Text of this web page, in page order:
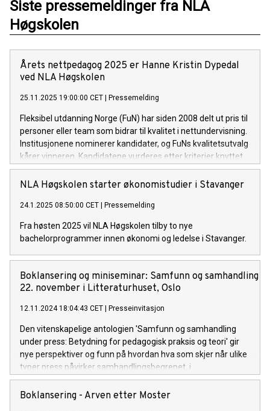
Siste pressemeldinger fra NLA
Høgskolen
Årets nettpedagog 2025 er Hanne Kristin Dypedal
ved NLA Høgskolen
25.11.2025 19:00:00 CET Pressemelding
Fleksibel utdanning Norge (FuN) har siden 2008 delt ut pris til
personer eller team som bidrar til kvalitet i nettundervisning.
Institusjonene nominerer kandidater, og FuNs kvalitetsutvalg
kårer vinneren. Kandidatene vurderes etter kriterier knyttet
til kvalitet i nettbaserte læringsprosesser, pedagogisk bruk
av teknologi og utvikling av fleksibel undervisning.
NLA Høgskolen starter økonomistudier i Stavanger
24.1.2025 08:50:00 CET Pressemelding
Fra høsten 2025 vil NLA Høgskolen tilby to nye
bachelorprogrammer innen økonomi og ledelse i Stavanger.
Boklansering og miniseminar: Samfunn og samhandling
22. november i Litteraturhuset, Oslo
12.11.2024 18:04:43 CET Presseinvitasjon
Den vitenskapelige antologien 'Samfunn og samhandling
under press: Betydning for pedagogisk praksis og teori' gir
nye perspektiver og funn på hvordan hva som skjer når ulike
typer press påvirker samhandlingsbegrepet, i
oppvekstsektoren, barnehagen, skolen, videregående
opplæring, barnevernet, og i pedagogisk forskning og høyere
Boklansering - Arven etter Moster